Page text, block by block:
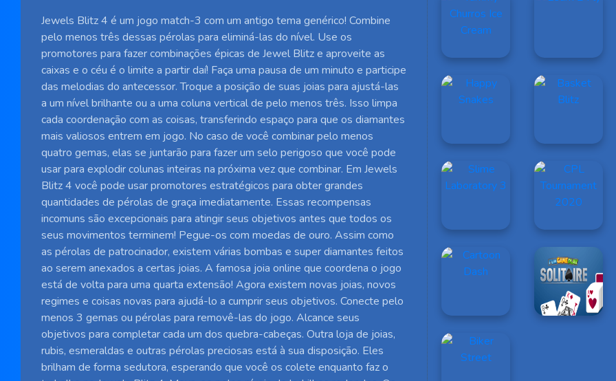
Jewels Blitz 4 é um jogo match-3 com um antigo tema genérico! Combine
pelo menos três dessas pérolas para eliminá-las do nível. Use os
promotores para fazer combinações épicas de Jewel Blitz e aproveite as
caixas e o céu é o limite a partir daí! Faça uma pausa de um minuto e participe
das melodias do antecessor. Troque a posição de suas joias para ajustá-las
a um nível brilhante ou a uma coluna vertical de pelo menos três. Isso limpa
cada coordenação com as coisas, transferindo espaço para que os diamantes
mais valiosos entrem em jogo. No caso de você combinar pelo menos
quatro gemas, elas se juntarão para fazer um selo perigoso que você pode
usar para explodir colunas inteiras na próxima vez que combinar. Em Jewels
Blitz 4 você pode usar promotores estratégicos para obter grandes
quantidades de pérolas de graça imediatamente. Essas recompensas
incomuns são excepcionais para atingir seus objetivos antes que todos os
seus movimentos terminem! Pegue-os com moedas de ouro. Assim como
as pérolas de patrocinador, existem várias bombas e super diamantes feitos
ao serem anexados a certas joias. A famosa joia online que coordena o jogo
está de volta para uma quarta extensão! Agora existem novas joias, novos
regimes e coisas novas para ajudá-lo a cumprir seus objetivos. Conecte pelo
menos 3 gemas ou pérolas para removê-las do jogo. Alcance seus
objetivos para completar cada um dos quebra-cabeças. Outra loja de joias,
rubis, esmeraldas e outras pérolas preciosas está à sua disposição. Eles
brilham de forma sedutora, esperando que você os colete enquanto faz o